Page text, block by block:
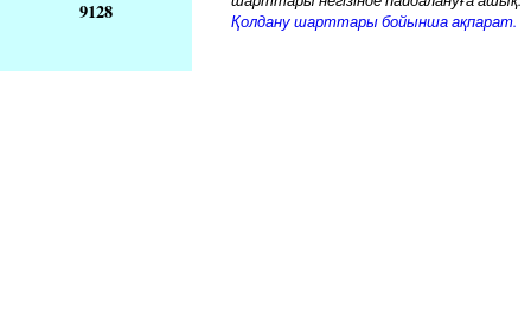
9128
Қолдану шарттары бойынша ақпарат.